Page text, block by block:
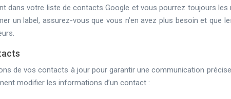
dans votre liste de contacts Google et vous pourrez toujours les
un label, assurez-vous que vous n’en avez plus besoin et que
de vos contacts à jour pour garantir une communication
modifier les informations d’un contact :